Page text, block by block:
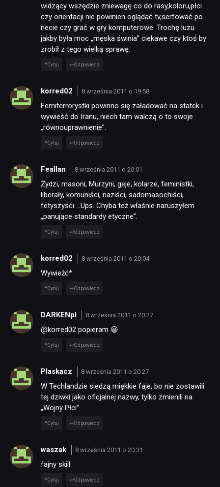
RECENZJE
PUBLICYSTYKA
KULTURA
widzący wszędzie zniewagę co do rasy,koloru,płci
czy orientacji nie powinien oglądać tv,serfować po
necie czy grać w gry komputerowe. Trochę luzu
jakby była moc „męska świnia” ciekawe czy ktoś by
zrobił z tego wielką sprawę.
Cytuj Odpowiedz
korred02 8 września 2011 o 19:58
Femiterrorystki powinno się załadować na statek i
wywieść do Iranu, niech tam walczą o to swoje
„równouprawnienie”.
Cytuj Odpowiedz
Feallan 8 września 2011 o 20:01
Żydzi, masoni, Murzyni, geje, kolarze, feministki,
liberały, komuniści, naziści, sadomasochiści,
fetyszyści …Ups. Chyba też właśnie naruszyłem
„panujące standardy etyczne”.
Cytuj Odpowiedz
korred02 8 września 2011 o 20:04
Wywieźć*
Cytuj Odpowiedz
DARKENpl 8 września 2011 o 20:27
@korred02 popieram 😀
Cytuj Odpowiedz
Plaskacz 8 września 2011 o 20:27
W Techlandzie siedzą miękkie faje, bo nie zostawili
tej dziwki jako oficjalnej nazwy, tylko zmienili na
„Wojny Płci”.
Cytuj Odpowiedz
waszak 8 września 2011 o 20:31
fajny skill
Cytuj Odpowiedz